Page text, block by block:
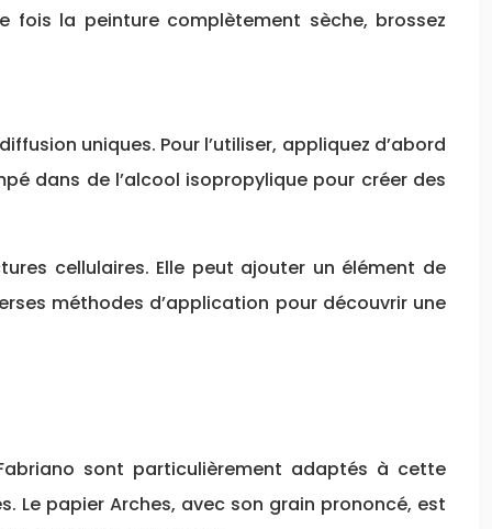
la peinture complètement sèche, brossez
uniques. Pour l’utiliser, appliquez d’abord
dans de l’alcool isopropylique pour créer des
cellulaires. Elle peut ajouter un élément de
méthodes d’application pour découvrir une
sont particulièrement adaptés à cette
Le papier Arches, avec son grain prononcé, est